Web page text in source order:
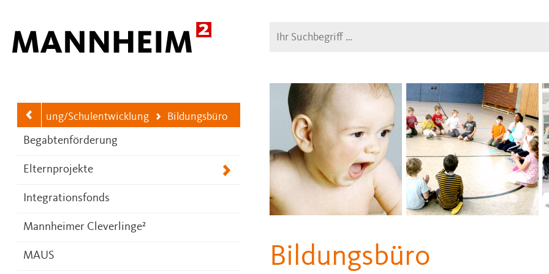
Suche
Schulentwicklung
Ihre aktuelle Position ist
Bildungsbüro
Begabtenförderung
Elternprojekte
Integrationsfonds
Mannheimer Cleverlinge²
MAUS Bildungsbüro